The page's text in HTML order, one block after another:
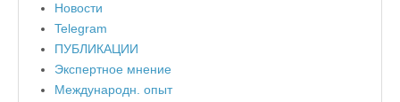
Новости
Telegram
ПУБЛИКАЦИИ
Экспертное мнение
Международн. опыт